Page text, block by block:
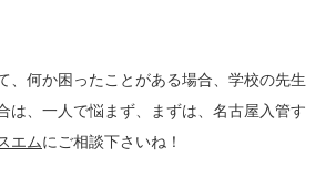
、何か困ったことがある場合、学校の先生
は、一人で悩まず、まずは、名古屋入管す
エムにご相談下さいね！